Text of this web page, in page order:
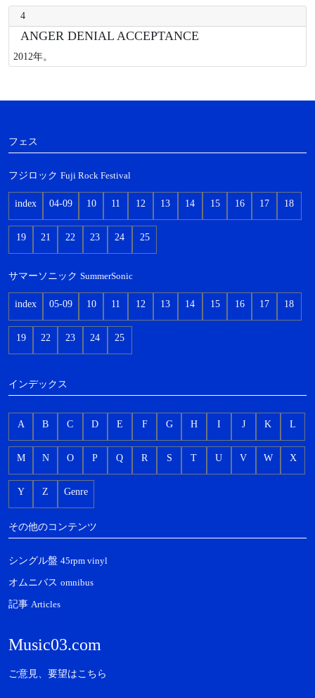
4
ANGER DENIAL ACCEPTANCE
2012年。
フェス
フジロック Fuji Rock Festival
index 04-09 10 11 12 13 14 15 16 17 18
19 21 22 23 24 25
サマーソニック SummerSonic
index 05-09 10 11 12 13 14 15 16 17 18
19 22 23 24 25
インデックス
A B C D E F G H I J K L
M N O P Q R S T U V W X
Y Z Genre
その他のコンテンツ
シングル盤 45rpm vinyl
オムニバス omnibus
記事 Articles
Music03.com
ご意見、要望はこちら